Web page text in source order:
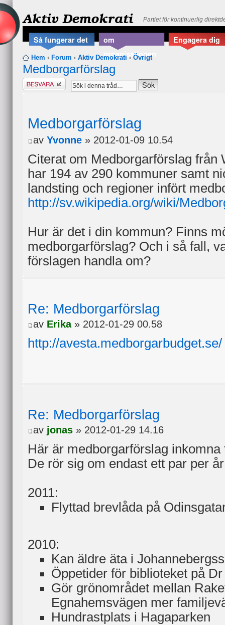
Aktiv Demokrati Partiet för kontinuerlig
Så fungerar det
om
organisationen
Engagera dig
Hem ‹ Forum ‹ Aktiv Demokrati ‹ Övrigt
Medborgarförslag
Besvara
Medborgarförslag
av Yvonne » 2012-01-09 10.54
Citerat om Medborgarförslag från
har 194 av 290 kommuner samt
landsting och regioner infört
http://sv.wikipedia.org/wiki/
Hur är det i din kommun? Finns
medborgarförslag? Och i så fall,
förslagen handla om?
Re: Medborgarförslag
av Erika» 2012-01-29 00.58
http://avesta.medborgarbudget.se/
Re: Medborgarförslag
av jonas » 2012-01-29 14.16
Här är medborgarförslag
De rör sig om endast ett par per
2011:
Flyttad brevlåda på
2010:
Kan äldre äta i
Öppetider för biblioteket på
Gör grönområdet mellan
Egnahemsvägen mer
Hundrastplats i Hagaparken